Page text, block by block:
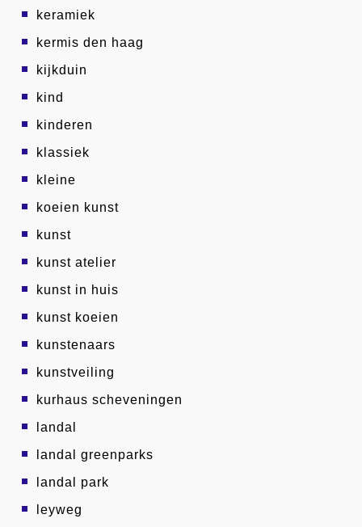
keramiek
kermis den haag
kijkduin
kind
kinderen
klassiek
kleine
koeien kunst
kunst
kunst atelier
kunst in huis
kunst koeien
kunstenaars
kunstveiling
kurhaus scheveningen
landal
landal greenparks
landal park
leyweg